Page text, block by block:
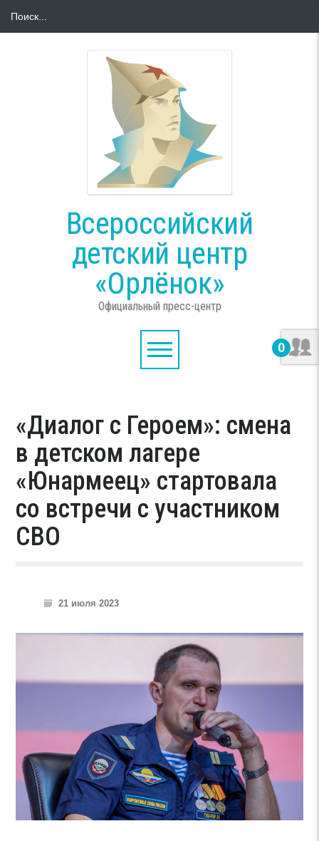
Всероссийский
детский центр
«Орлёнок»
Официальный пресс-центр
0
«Диалог с Героем»: смена
в детском лагере
«Юнармеец» стартовала
со встречи с участником
СВО
21 июля 2023